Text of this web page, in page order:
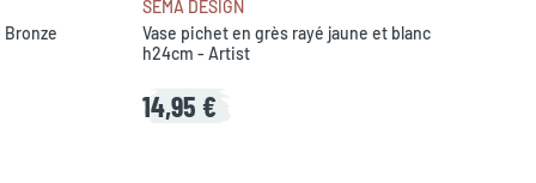
Bronze
SEMA DESIGN
Vase pichet en grès rayé jaune et blanc
h24cm - Artist
14,95 €